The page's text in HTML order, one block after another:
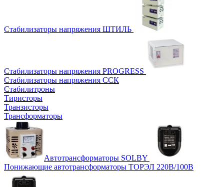
Стабилизаторы напряжения ШТИЛЬ
Стабилизаторы напряжения PROGRESS
Стабилизаторы напряжения ССК
Стабилитроны
Тиристоры
Транзисторы
Трансформаторы
Автотрансформаторы SOLBY
Понижающие автотрансформаторы ТОРЭЛ 220В/100В